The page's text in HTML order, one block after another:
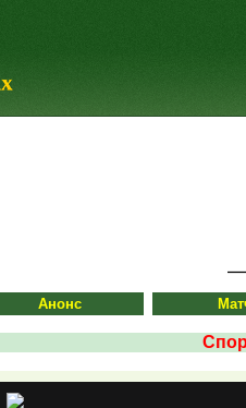
Анонс